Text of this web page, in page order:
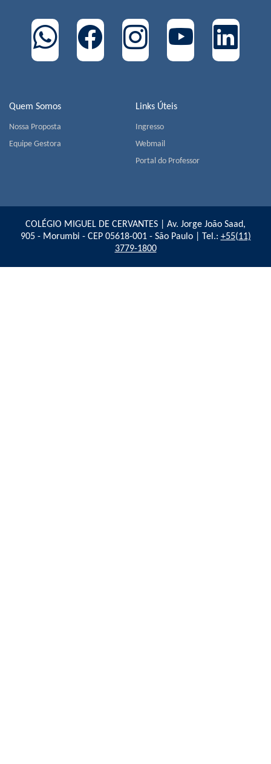
Quem Somos
Nossa Proposta
Equipe Gestora
Links Úteis
Ingresso
Webmail
Portal do Professor
COLÉGIO MIGUEL DE CERVANTES | Av. Jorge João Saad,
905 - Morumbi - CEP 05618-001 - São Paulo | Tel.: +55(11)
3779-1800